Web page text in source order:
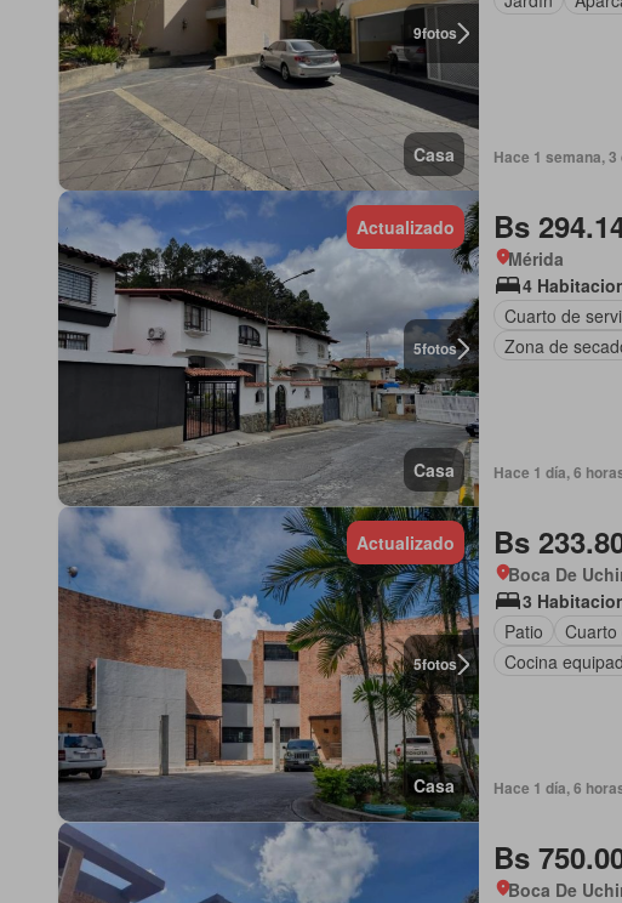
9fotos
Casa Hace 1 semana, 3
5fotos
Actualizado
Casa
Bs
Mérida
4
Cuarto de
Zona de
Hace 1 día, 6
5fotos
Actualizado
Casa
Bs
Boca De
3
Patio
Cuarto
Cocina
Hace 1 día, 6
Bs
Boca De